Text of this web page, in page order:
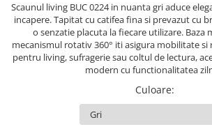
Saltele Latex
Saltele Memory
Saltele 140x200
Mobilier birou
Scaune ergonomice
Etajere Birou
Scaune pentru birou
Scaune pentru vizitatori
Scaunul living BUC 0224 in nuanta gri aduce
incapere. Tapitat cu catifea fina si prevazut cu
o senzatie placuta la fiecare utilizare. Baza
mecanismul rotativ 360° iti asigura mobilitate si
pentru living, sufragerie sau coltul de lectura,
modern cu functionalitatea
Culoare: